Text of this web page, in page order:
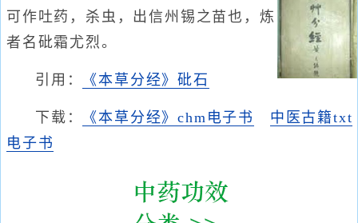
可作吐药，杀虫，出信州锡之苗也，炼
者名砒霜尤烈。
引用： 《本草分经》砒石
下载： 《本草分经》chm电子书
中医古籍txt
电子书